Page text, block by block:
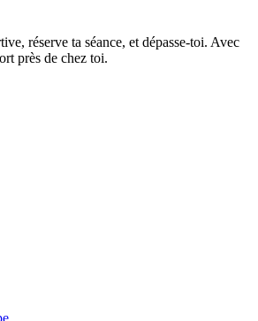
réserve ta séance, et dépasse-toi. Avec
près de chez toi.